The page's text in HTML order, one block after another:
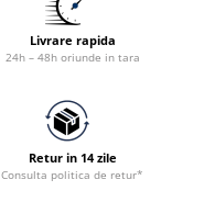
Livrare rapida
24h – 48h oriunde in tara
Retur in 14 zile
Consulta politica de retur*